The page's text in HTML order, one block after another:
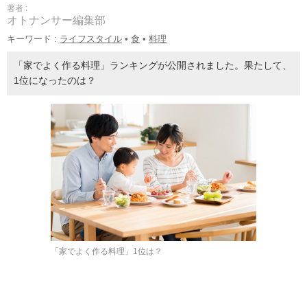
著者 :
オトナンサー編集部
キーワード : ライフスタイル • 食 • 料理
「家でよく作る料理」ランキングが公開されました。果たして、
1位になったのは？
「家でよく作る料理」1位は？